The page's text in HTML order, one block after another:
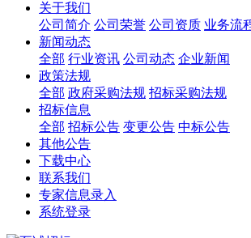
关于我们
公司简介 公司荣誉 公司资质 业务流
新闻动态
全部 行业资讯 公司动态 企业新闻
政策法规
全部 政府采购法规 招标采购法规
招标信息
全部 招标公告 变更公告 中标公告
其他公告
下载中心
联系我们
专家信息录入
系统登录